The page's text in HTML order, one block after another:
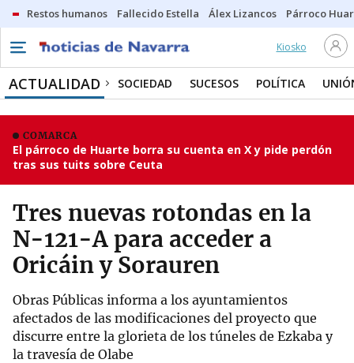
Restos humanos Fallecido Estella Álex Lizancos Párroco
Kiosko
ACTUALIDAD SOCIEDAD SUCESOS POLÍTICA
COMARCA
El párroco de Huarte borra su cuenta en X y pide perdón
tras sus tuits sobre Ceuta
Tres nuevas rotondas en la
N-121-A para acceder a
Oricáin y Sorauren
Obras Públicas informa a los ayuntamientos
afectados de las modificaciones del proyecto que
discurre entre la glorieta de los túneles de Ezkaba y
la travesía de Olabe